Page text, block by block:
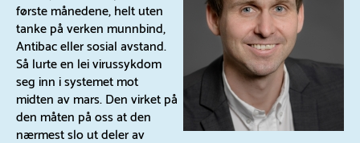
første månedene, helt uten
tanke på verken munnbind,
Antibac eller sosial avstand.
Så lurte en lei virussykdom
seg inn i systemet mot
midten av mars. Den virket på
den måten på oss at den
nærmest slo ut deler av